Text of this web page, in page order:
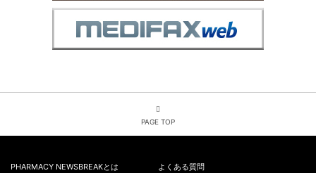
PAGE TOP
PHARMACY NEWSBREAKとは よくある質問